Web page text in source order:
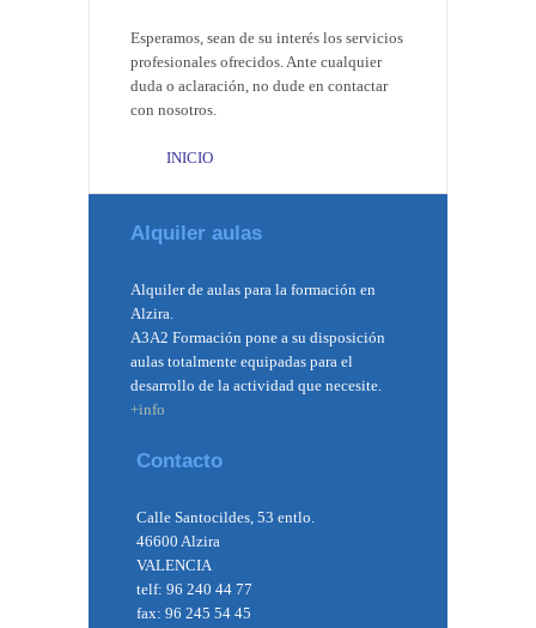
Esperamos, sean de su interés los servicios
profesionales ofrecidos. Ante cualquier
duda o aclaración, no dude en contactar
con nosotros.
INICIO
Alquiler aulas
Alquiler de aulas para la formación en
Alzira.
A3A2 Formación pone a su disposición
aulas totalmente equipadas para el
desarrollo de la actividad que necesite.
+info
Contacto
Calle Santocildes, 53 entlo.
46600 Alzira
VALENCIA
telf: 96 240 44 77
fax: 96 245 54 45